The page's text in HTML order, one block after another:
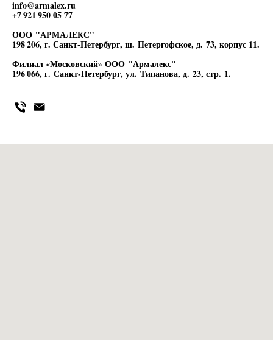
info@armalex.ru
+7 921 950 05 77
ООО "АРМАЛЕКС"
198 206, г. Санкт-Петербург, ш. Петергофское, д. 73, корпус 11.
Филиал «Московский» ООО "Армалекс"
196 066, г. Санкт-Петербург, ул. Типанова, д. 23, стр. 1.